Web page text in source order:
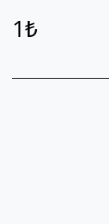
1₺